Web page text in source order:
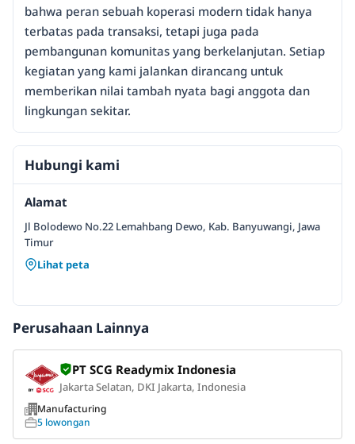
bahwa peran sebuah koperasi modern tidak hanya
terbatas pada transaksi, tetapi juga pada
pembangunan komunitas yang berkelanjutan. Setiap
kegiatan yang kami jalankan dirancang untuk
memberikan nilai tambah nyata bagi anggota dan
lingkungan sekitar.
Hubungi kami
Alamat
Jl Bolodewo No.22 Lemahbang Dewo, Kab. Banyuwangi, Jawa
Timur
Lihat peta
Perusahaan Lainnya
PT SCG Readymix Indonesia
Jakarta Selatan, DKI Jakarta, Indonesia
Manufacturing
5 lowongan